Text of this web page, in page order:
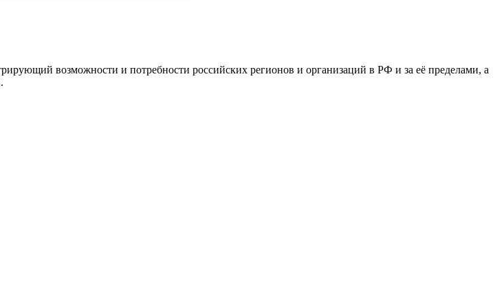
возможности и потребности российских регионов и организаций в РФ и за её пределами, а